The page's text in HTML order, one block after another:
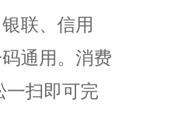
联、信用
通用。消费
一扫即可完